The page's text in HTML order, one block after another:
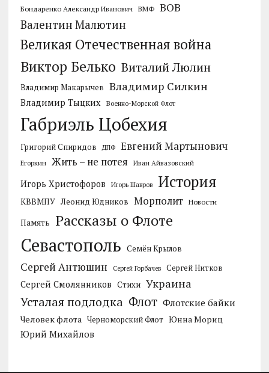
Бондаренко Александр Иванович ВМФ ВОВ
Валентин Малютин
Великая Отечественная война
Виктор Белько Виталий Люлин
Владимир Макарычев Владимир Силкин
Владимир Тыцких Военно-Морской Флот
Габриэль Цобехия
Григорий Спиридов ДПФ Евгений Мартынович
Егоркин Жить – не потея Иван Айвазовский
Игорь Христофоров Игорь Шавров История
КВВМПУ Леонид Юдников Морполит Новости
Память Рассказы о Флоте
Севастополь Семён Крылов
Сергей Антюшин Сергей Горбачев Сергей Нитков
Сергей Смолянников Стихи Украина
Усталая подлодка Флот Флотские байки
Человек флота Черноморский Флот Юнна Мориц
Юрий Михайлов